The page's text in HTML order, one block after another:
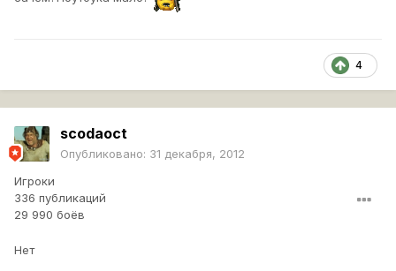
4
scodaoct
Опубликовано: 31 декабря, 2012
Игроки
336 публикаций
29 990 боёв
Нет